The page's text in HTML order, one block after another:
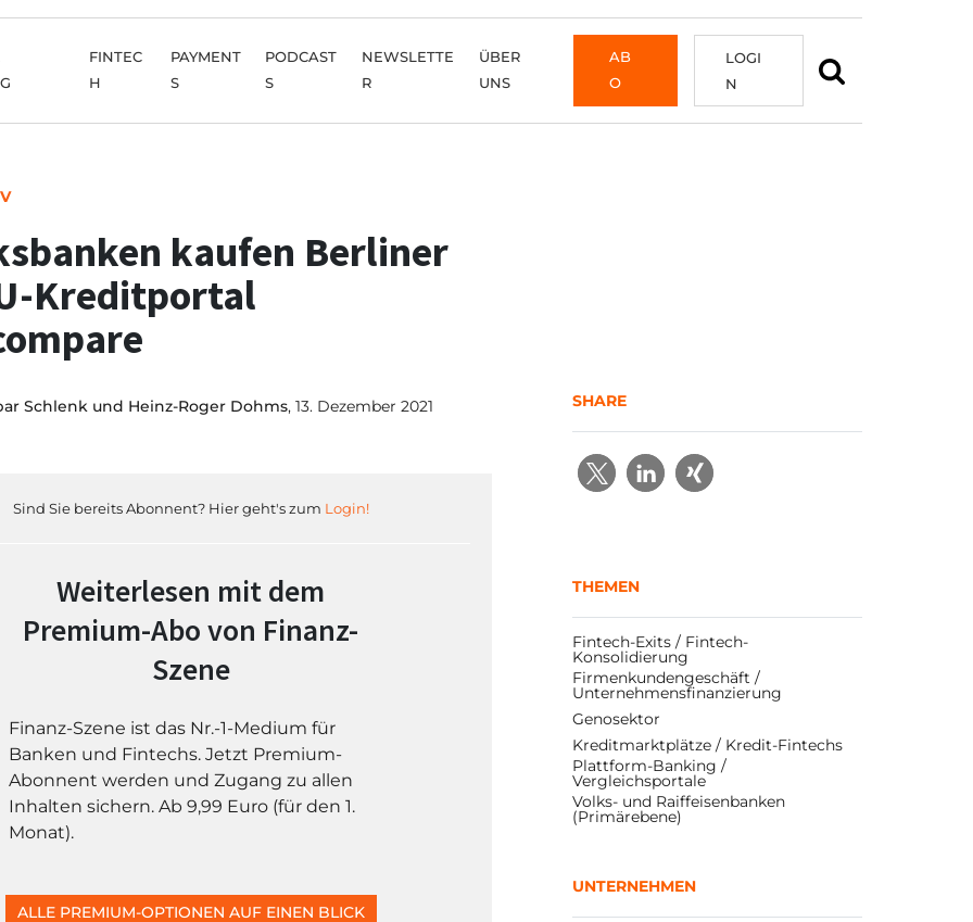
FINTEC
H
PAYMENT
S
PODCAST
S
NEWSLETTE
R
ÜBER
UNS
AB
O
LOGI
N
kaufen Berliner
Kreditportal
Schlenk und Heinz-Roger Dohms, 13. Dezember 2021
Sind Sie bereits Abonnent? Hier geht's zum Login!
Weiterlesen mit dem
Premium-Abo von Finanz-
Szene
Finanz-Szene ist das Nr.-1-Medium für
Banken und Fintechs. Jetzt Premium-
Abonnent werden und Zugang zu allen
Inhalten sichern. Ab 9,99 Euro (für den 1.
Monat).
ALLE PREMIUM-OPTIONEN AUF EINEN BLICK
SHARE
THEMEN
Fintech-Exits / Fintech-
Konsolidierung
Firmenkundengeschäft /
Unternehmensfinanzierung
Genosektor
Kreditmarktplätze / Kredit-Fintechs
Plattform-Banking /
Vergleichsportale
Volks- und Raiffeisenbanken
(Primärebene)
UNTERNEHMEN